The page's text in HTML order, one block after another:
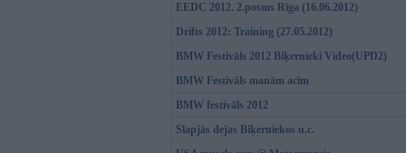
EEDC 2012. 2.posms Rīga (16.06.2012)
Drifts 2012: Training (27.05.2012)
BMW Festivāls 2012 Biķernieki Video(UPD2)
BMW Festivāls manām acīm
BMW festivāls 2012
Slapjās dejas Biķerniekos u.c.